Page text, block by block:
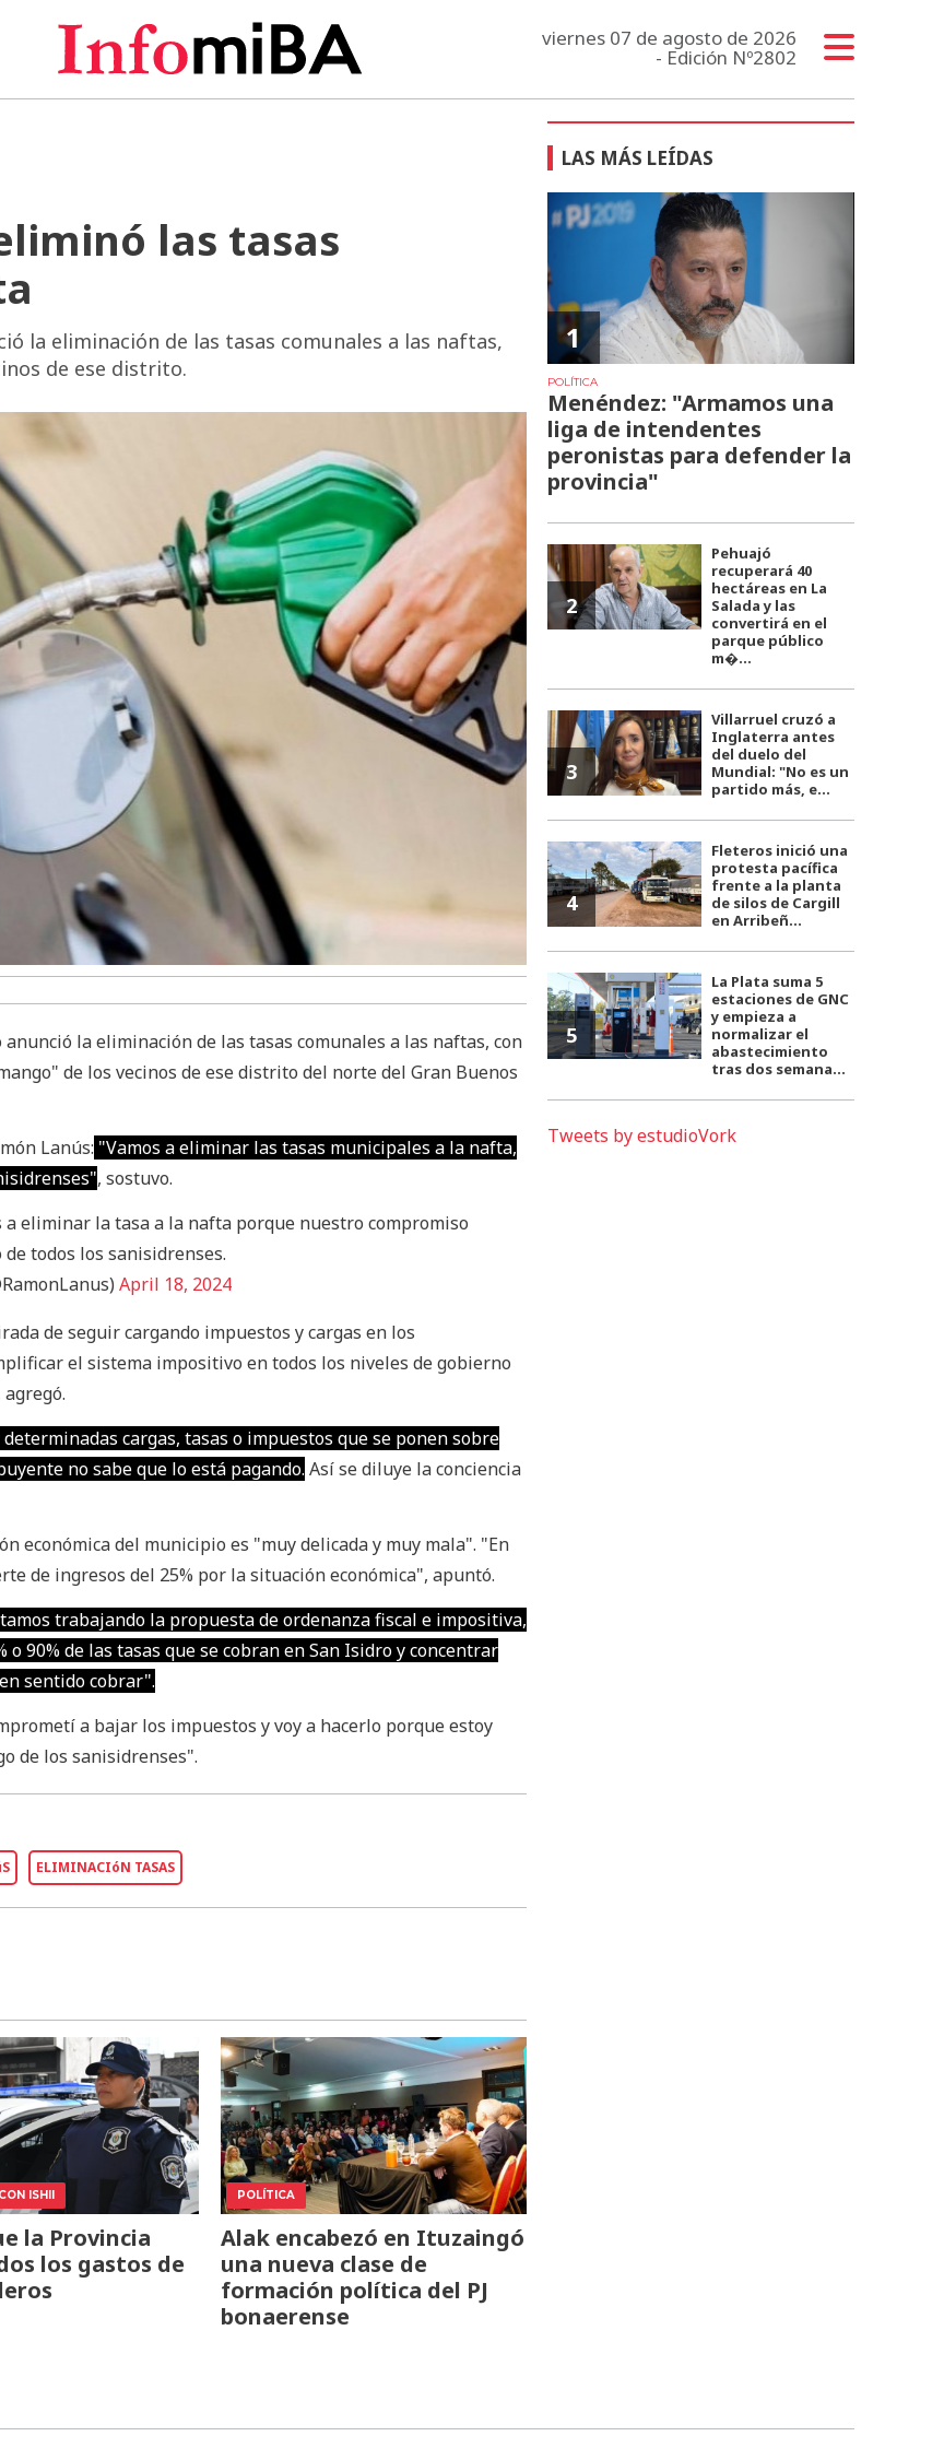
viernes 07 de agosto de 2026
- Edición Nº2802
las tasas
la eliminación de las tasas comunales a las naftas,
de ese distrito.
la eliminación de las tasas comunales a las naftas, con
de los vecinos de ese distrito del norte del Gran Buenos
Lanús: "Vamos a eliminar las tasas municipales a la nafta,
, sostuvo.
a eliminar la tasa a la nafta porque nuestro compromiso
todos los sanisidrenses.
April 18, 2024
de seguir cargando impuestos y cargas en los
el sistema impositivo en todos los niveles de gobierno
determinadas cargas, tasas o impuestos que se ponen sobre
no sabe que lo está pagando. Así se diluye la conciencia
económica del municipio es "muy delicada y muy mala". "En
de ingresos del 25% por la situación económica", apuntó.
trabajando la propuesta de ordenanza fiscal e impositiva,
90% de las tasas que se cobran en San Isidro y concentrar
sentido cobrar".
a bajar los impuestos y voy a hacerlo porque estoy
de los sanisidrenses".
ELIMINACIóN TASAS
ISHII
la Provincia
los gastos de
POLÍTICA
Alak encabezó en Ituzaingó
una nueva clase de
formación política del PJ
bonaerense
LAS MÁS LEÍDAS
1
POLÍTICA
Menéndez: "Armamos una
liga de intendentes
peronistas para defender la
provincia"
2
Pehuajó
recuperará 40
hectáreas en La
Salada y las
convertirá en el
parque público
m�...
3
Villarruel cruzó a
Inglaterra antes
del duelo del
Mundial: "No es un
partido más, e...
4
Fleteros inició una
protesta pacífica
frente a la planta
de silos de Cargill
en Arribeñ...
5
La Plata suma 5
estaciones de GNC
y empieza a
normalizar el
abastecimiento
tras dos semana...
Tweets by estudioVork